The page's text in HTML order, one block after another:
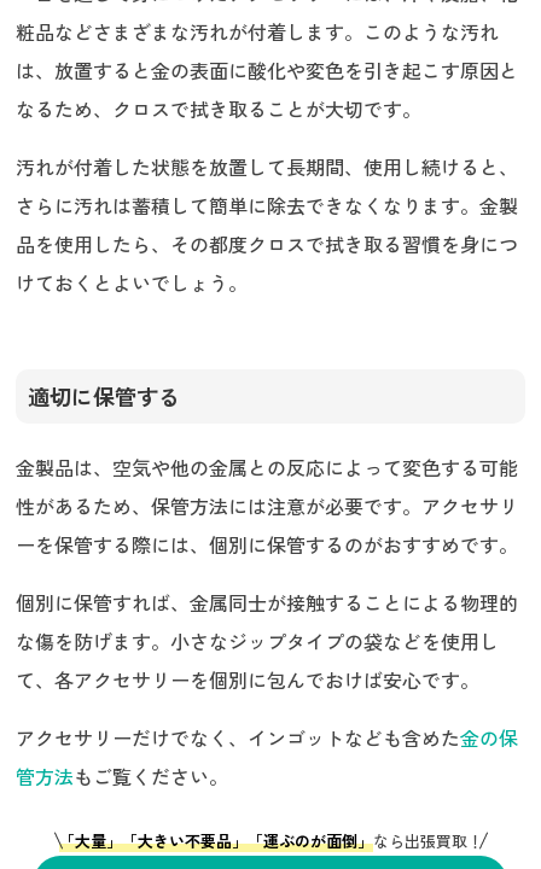
粧品などさまざまな汚れが付着します。このような汚れ
は、放置すると金の表面に酸化や変色を引き起こす原因と
なるため、クロスで拭き取ることが大切です。
汚れが付着した状態を放置して長期間、使用し続けると、
さらに汚れは蓄積して簡単に除去できなくなります。金製
品を使用したら、その都度クロスで拭き取る習慣を身につ
けておくとよいでしょう。
適切に保管する
金製品は、空気や他の金属との反応によって変色する可能
性があるため、保管方法には注意が必要です。アクセサリ
ーを保管する際には、個別に保管するのがおすすめです。
個別に保管すれば、金属同士が接触することによる物理的
な傷を防げます。小さなジップタイプの袋などを使用し
て、各アクセサリーを個別に包んでおけば安心です。
アクセサリーだけでなく、インゴットなども含めた金の保
管方法もご覧ください。
「大量」「大きい不要品」「運ぶのが面倒」なら出張買取！